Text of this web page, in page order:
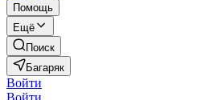
Помощь
Ещё
Поиск
Багаряк
Войти
Войти